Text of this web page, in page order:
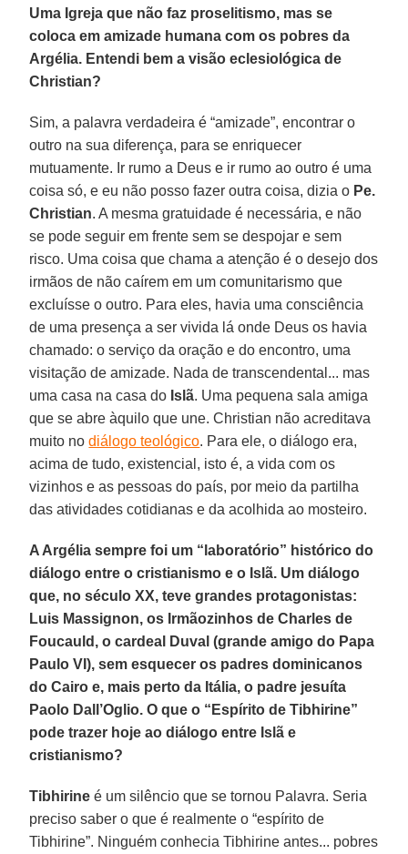
Uma Igreja que não faz proselitismo, mas se
coloca em amizade humana com os pobres da
Argélia. Entendi bem a visão eclesiológica de
Christian?
Sim, a palavra verdadeira é “amizade”, encontrar o
outro na sua diferença, para se enriquecer
mutuamente. Ir rumo a Deus e ir rumo ao outro é uma
coisa só, e eu não posso fazer outra coisa, dizia o Pe.
Christian. A mesma gratuidade é necessária, e não
se pode seguir em frente sem se despojar e sem
risco. Uma coisa que chama a atenção é o desejo dos
irmãos de não caírem em um comunitarismo que
excluísse o outro. Para eles, havia uma consciência
de uma presença a ser vivida lá onde Deus os havia
chamado: o serviço da oração e do encontro, uma
visitação de amizade. Nada de transcendental... mas
uma casa na casa do Islã. Uma pequena sala amiga
que se abre àquilo que une. Christian não acreditava
muito nodiálogo teológico. Para ele, o diálogo era,
acima de tudo, existencial, isto é, a vida com os
vizinhos e as pessoas do país, por meio da partilha
das atividades cotidianas e da acolhida ao mosteiro.
A Argélia sempre foi um “laboratório” histórico do
diálogo entre o cristianismo e o Islã. Um diálogo
que, no século XX, teve grandes protagonistas:
Luis Massignon, os Irmãozinhos de Charles de
Foucauld, o cardeal Duval (grande amigo do Papa
Paulo VI), sem esquecer os padres dominicanos
do Cairo e, mais perto da Itália, o padre jesuíta
Paolo Dall’Oglio. O que o “Espírito de Tibhirine”
pode trazer hoje ao diálogo entre Islã e
cristianismo?
Tibhirine é um silêncio que se tornou Palavra. Seria
preciso saber o que é realmente o “espírito de
Tibhirine”. Ninguém conhecia Tibhirine antes... pobres